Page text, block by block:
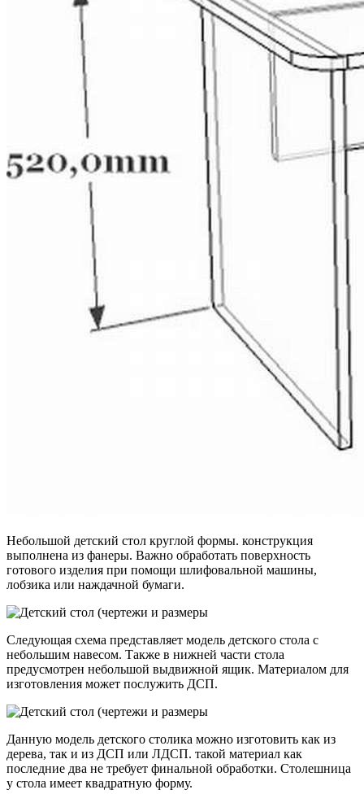
Небольшой детский стол круглой формы. конструкция
выполнена из фанеры. Важно обработать поверхность
готового изделия при помощи шлифовальной машины,
лобзика или наждачной бумаги.
Следующая схема представляет модель детского стола с
небольшим навесом. Также в нижней части стола
предусмотрен небольшой выдвижной ящик. Материалом для
изготовления может послужить ДСП.
Данную модель детского столика можно изготовить как из
дерева, так и из ДСП или ЛДСП. такой материал как
последние два не требует финальной обработки. Столешница
у стола имеет квадратную форму.